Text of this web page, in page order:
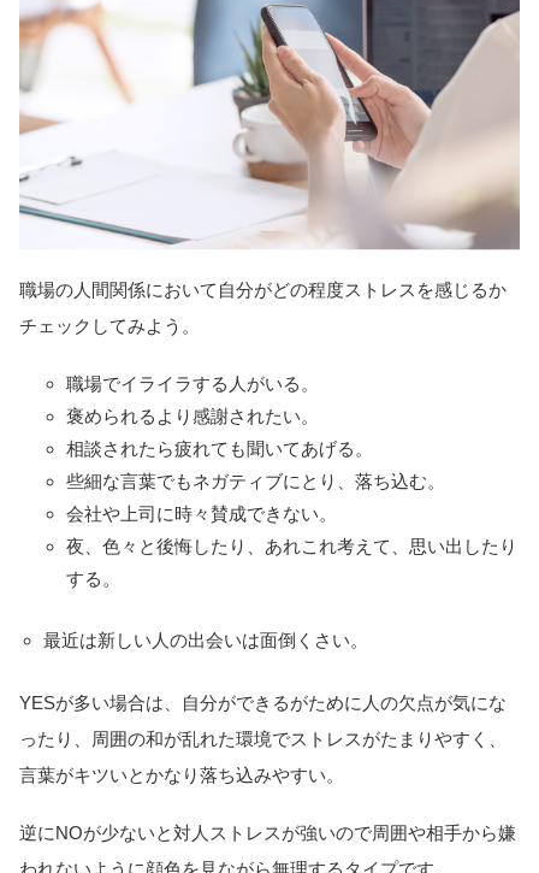
職場の人間関係において自分がどの程度ストレスを感じるか
チェックしてみよう。
職場でイライラする人がいる。
褒められるより感謝されたい。
相談されたら疲れても聞いてあげる。
些細な言葉でもネガティブにとり、落ち込む。
会社や上司に時々賛成できない。
夜、色々と後悔したり、あれこれ考えて、思い出したり
する。
最近は新しい人の出会いは面倒くさい。
YESが多い場合は、自分ができるがために人の欠点が気にな
ったり、周囲の和が乱れた環境でストレスがたまりやすく、
言葉がキツいとかなり落ち込みやすい。
逆にNOが少ないと対人ストレスが強いので周囲や相手から嫌
われないように顔色を見ながら無理するタイプです。